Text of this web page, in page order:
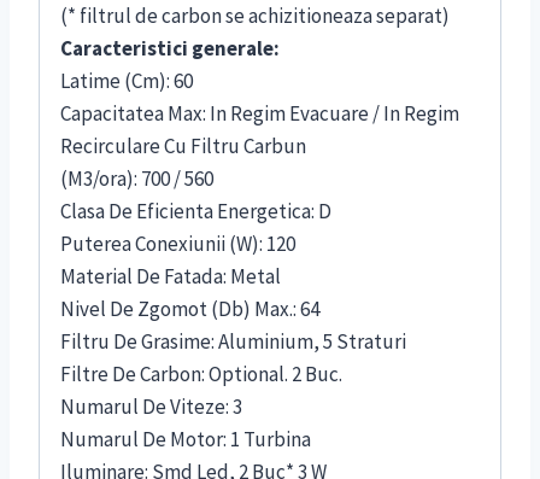
(* filtrul de carbon se achizitioneaza separat)
Caracteristici generale:
Latime (Cm): 60
Capacitatea Max: In Regim Evacuare / In Regim
Recirculare Cu Filtru Carbun
(M3/ora): 700 / 560
Clasa De Eficienta Energetica: D
Puterea Conexiunii (W): 120
Material De Fatada: Metal
Nivel De Zgomot (Db) Max.: 64
Filtru De Grasime: Aluminium, 5 Straturi
Filtre De Carbon: Optional. 2 Buc.
Numarul De Viteze: 3
Numarul De Motor: 1 Turbina
Iluminare: Smd Led, 2 Buc* 3 W